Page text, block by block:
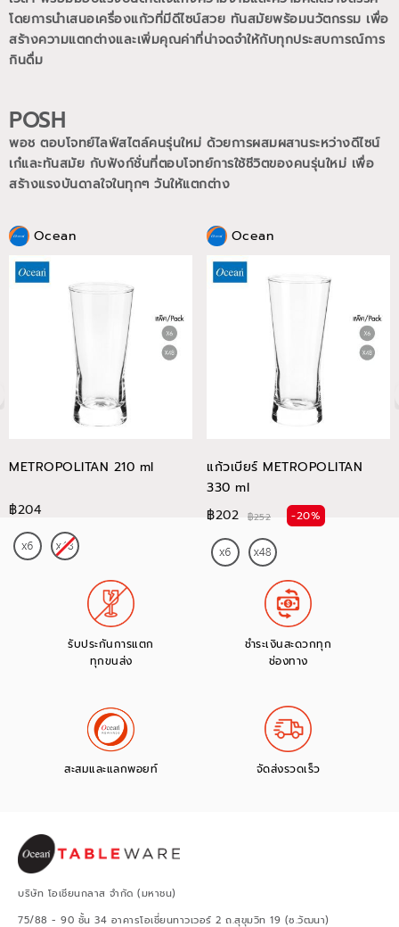
โดยการนำเสนอเครื่องแก้วที่มีดีไซน์สวย ทันสมัยพร้อมนวัตกรรม เพื่อ
สร้างความแตกต่างและเพิ่มคุณค่าที่น่าจดจำให้กับทุกประสบการณ์การ
กินดื่ม
POSH
พอช ตอบโจทย์ไลฟ์สไตล์คนรุ่นใหม่ ด้วยการผสมผสานระหว่างดีไซน์
เก๋และทันสมัย กับฟังก์ชั่นที่ตอบโจทย์การใช้ชีวิตของคนรุ่นใหม่ เพื่อ
สร้างแรงบันดาลใจในทุกๆ วันให้แตกต่าง
Ocean
METROPOLITAN 210 ml
฿204
Ocean
แก้วเบียร์ METROPOLITAN
330 ml
฿202
฿252 -20%
รับประกันการแตก
ทุกขนส่ง
ชำระเงินสะดวกทุก
ช่องทาง
สะสมและแลกพอยท์ จัดส่งรวดเร็ว
บริษัท โอเชียนกลาส จำกัด (มหาชน)
75/88 - 90 ชั้น 34 อาคารโอเชี่ยนทาวเวอร์ 2 ถ.สุขุมวิท 19 (ซ.วัฒนา)